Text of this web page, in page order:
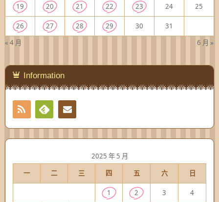
« 4 月 6 月 »
19 20 21 22 23 24 25
26 27 28 29 30 31
Information
RSS
Feedly
2025 年 5 月
一
二 三 四 五 六 日
1 2 3 4